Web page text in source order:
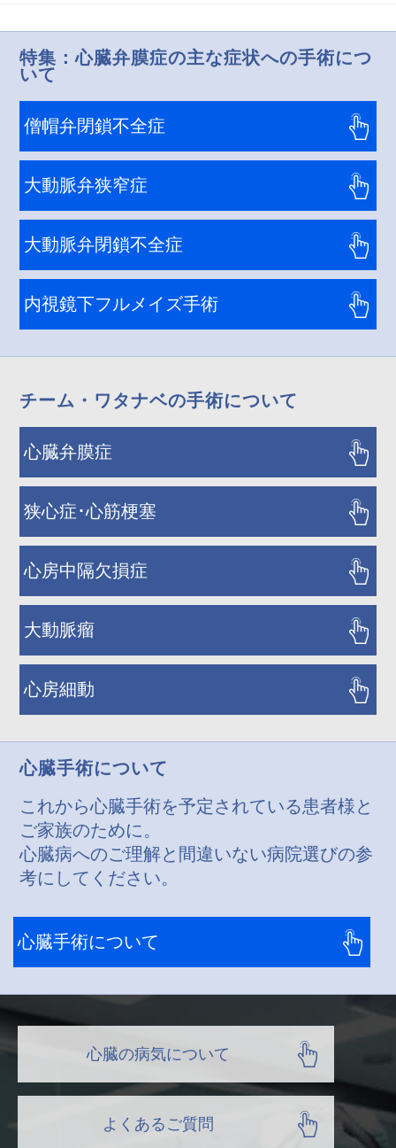
特集：心臓弁膜症の主な症状への手術につ
いて
僧帽弁閉鎖不全症
大動脈弁狭窄症
大動脈弁閉鎖不全症
内視鏡下フルメイズ手術
チーム・ワタナベの手術について
心臓弁膜症
狭心症･心筋梗塞
心房中隔欠損症
大動脈瘤
心房細動
心臓手術について
これから心臓手術を予定されている患者様と
ご家族のために。
心臓病へのご理解と間違いない病院選びの参
考にしてください。
心臓手術について
心臓の病気について
よくあるご質問